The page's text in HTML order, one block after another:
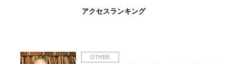
アクセスランキング
OTHER